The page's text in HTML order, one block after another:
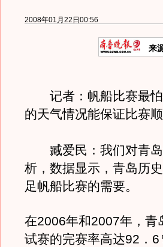
2008年01月22日00:56
来
记者：帆船比赛最怕
的天气情况能保证比赛
臧爱民：我们对青岛
析，数据显示，青岛历
足帆船比赛的需要。
在2006年和2007年，青
试赛的完赛率高达92．